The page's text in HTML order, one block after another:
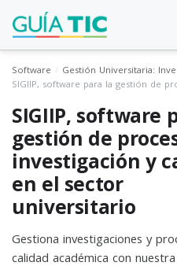
Software
Gestión Universitaria:
SIGIIP, software
gestión de
investigación y
en el sector
universitario
Gestiona investigaciones y
calidad académica con